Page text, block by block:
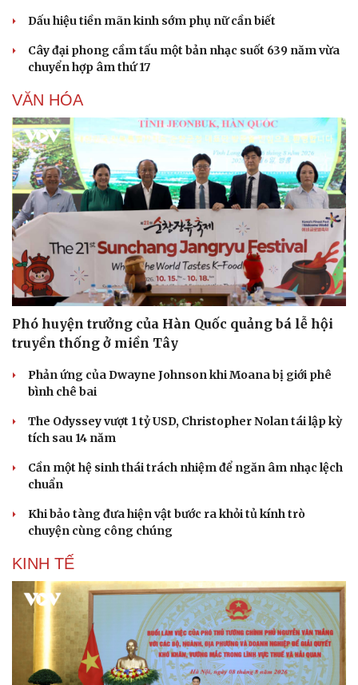
Dấu hiệu tiền mãn kinh sớm phụ nữ cần biết
Cây đại phong cầm tấu một bản nhạc suốt 639 năm vừa
chuyển hợp âm thứ 17
VĂN HÓA
Phó huyện trưởng của Hàn Quốc quảng bá lễ hội
truyền thống ở miền Tây
Phản ứng của Dwayne Johnson khi Moana bị giới phê
bình chê bai
The Odyssey vượt 1 tỷ USD, Christopher Nolan tái lập kỳ
tích sau 14 năm
Cần một hệ sinh thái trách nhiệm để ngăn âm nhạc lệch
chuẩn
Khi bảo tàng đưa hiện vật bước ra khỏi tủ kính trò
chuyện cùng công chúng
KINH TẾ